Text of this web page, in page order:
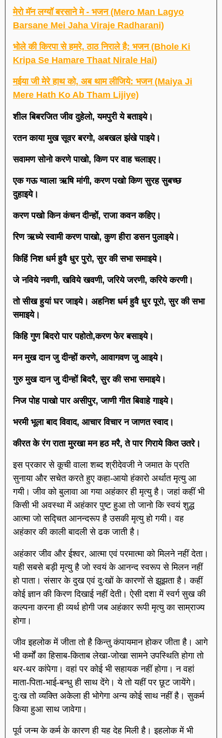
मेरो मॅन लग्यॉ बरसाने मे - भजन (Mero Man Lagyo
Barsane Mei Jaha Viraje Radharani)
भोले की किरपा से हमरे, ठाठ निराले है: भजन (Bhole Ki
Kripa Se Hamare Thaat Nirale Hai)
मईया जी मेरे हाथ को, अब थाम लीजिये: भजन (Maiya Ji
Mere Hath Ko Ab Tham Lijiye)
शील बिबरजित जीव दुहेलो, यमपुरी ये बताइये।
रतन काया मुख सूवर बरगो, अबखल झंखे पाइये।
सवामण सोनो करणे पाखो, किण पर वाह चलाइए।
एक गऊ ग्वाला ऋषि मांगी, करण पखो किण सुरह सुबच्छ
दुहाइये।
करण पखो किन कंचन दीन्हों, राजा कवन कहिए।
रिण ऋध्ये स्वामी करण पाखो, कुण हीरा डसन पुलाइये।
किहिं निश धर्म हुवै धुर पुरो, सुर की सभा समाइये।
जे नविये नवणी, खविये खवणी, जरिये जरणी, करिये करणी।
तो सीख हुयां घर जाइये। अहनिश धर्म हुवै धुर पूरो, सुर की सभा
समाइये।
किहि गुण बिदरो पार पहोतो,करण फेर बसाइये।
मन मुख दान जु दीन्हों करणे, आवागवण जु आइये।
गुरु मुख दान जु दीन्हों बिदरै, सुर की सभा समाइये।
निज पोह पाखो पार असीपुर, जाणी गीत बिवाहे गाइये।
भरमी भूला बाद विवाद, आचार विचार न जाणत स्वाद।
कीरत के रंग राता मुरखा मन हठ मरै, ते पार गिराये कित उतरे।
इस प्रकार से कूची वाला शब्द श्रीदेवजी ने जमात के प्रति
सुनाया और सचेत करते हुए कहा-आयो हंकारो अर्थात मृत्यु आ
गयी। जीव को बुलावा आ गया अहंकार ही मृत्यु है। जहां कहीं भी
किसी भी अवस्था में अहंकार पुष्ट हुआ तो जानो कि स्वयं शुद्ध
आत्मा जो सद्चित आनन्दरूप है उसकी मृत्यु हो गयी। वह
अहंकार की काली बादली से ढक जाती है।
अहंकार जीव और ईश्वर, आत्मा एवं परमात्मा को मिलने नहीं देता।
यही सबसे बड़ी मृत्यु है जो स्वयं के आनन्द स्वरूप से मिलन नहीं
हो पाता। संसार के दुख एवं दुःखों के कारणों से झूझता है। कहीं
कोई ज्ञान की किरण दिखाई नहीं देती। ऐसी दशा में स्वर्ग सुख की
कल्पना करना ही व्यर्थ होगी जब अहंकार रूपी मृत्यु का साम्राज्य
होगा।
जीव इहलोक में जीता तो है किन्तु कंपायमान होकर जीता है। आगे
भी कर्मों का हिसाब-किताब लेखा-जोखा सामने उपस्थिति होगा तो
थर-थर कांपेगा। वहां पर कोई भी सहायक नहीं होगा। न वहां
माता-पिता-भाई-बन्धु ही साथ देंगे। ये तो यहीं पर छूट जायेंगे।
दुःख तो व्यक्ति अकेला ही भोगेगा अन्य कोई साथ नहीं है। सुकर्म
किया हुआ साथ जावेगा।
पूर्व जन्म के कर्म के कारण ही यह देह मिली है। इहलोक में भी